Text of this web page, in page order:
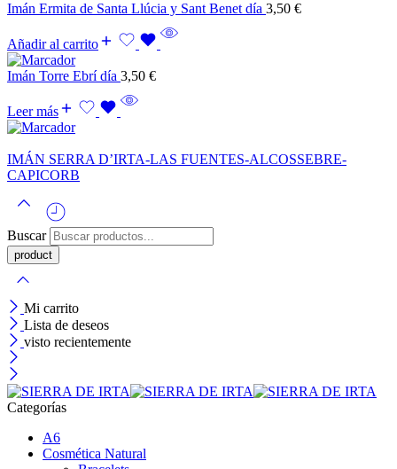
Imán Ermita de Santa Llúcia y Sant Benet día 3,50 €
Añadir al carrito
Imán Torre Ebrí día 3,50 €
Leer más
IMÁN SERRA D’IRTA-LAS FUENTES-ALCOSSEBRE-
CAPICORB
Buscar
Mi carrito
Lista de deseos
visto recientemente
Categorías
A6
Cosmética Natural